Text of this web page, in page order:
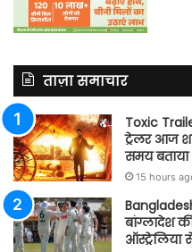
ताज़ा समाचार
Toxic
ट्रेलर आज
समय बताया
15 hours
बांग्लादेश
ऑस्ट्रेलिया